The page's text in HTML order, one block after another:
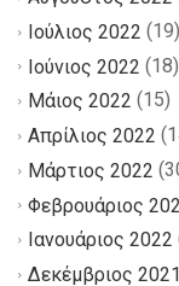
Ιούλιος 2022 (19)
Ιούνιος 2022 (18)
Μάιος 2022 (15)
Απρίλιος 2022
Μάρτιος 2022
Φεβρουάριος
Ιανουάριος 2022
Δεκέμβριος 2021